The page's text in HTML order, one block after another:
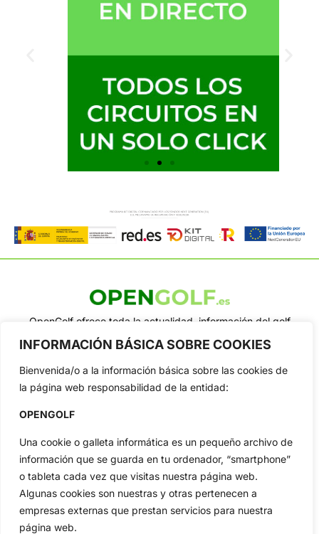
INFORMACIÓN BÁSICA SOBRE COOKIES
Bienvenida/o a la información básica sobre las cookies de
la página web responsabilidad de la entidad:
OPENGOLF
Una cookie o galleta informática es un pequeño archivo de
información que se guarda en tu ordenador, “smartphone”
o tableta cada vez que visitas nuestra página web.
Algunas cookies son nuestras y otras pertenecen a
empresas externas que prestan servicios para nuestra
página web.
OpenGolf ofrece toda la actualidad, información del golf
profesional y amateur, resultados en directo, vídeos, noticias,
Jon Rahm, LIV Golf, PGA Tour, Ryder Cup, DP World Tour, LPGA
Categorias
Actualidad
Amateurs
Circuitos
Especiales
Reglas
Vídeos
De Interés
Compañía
Aviso Legal